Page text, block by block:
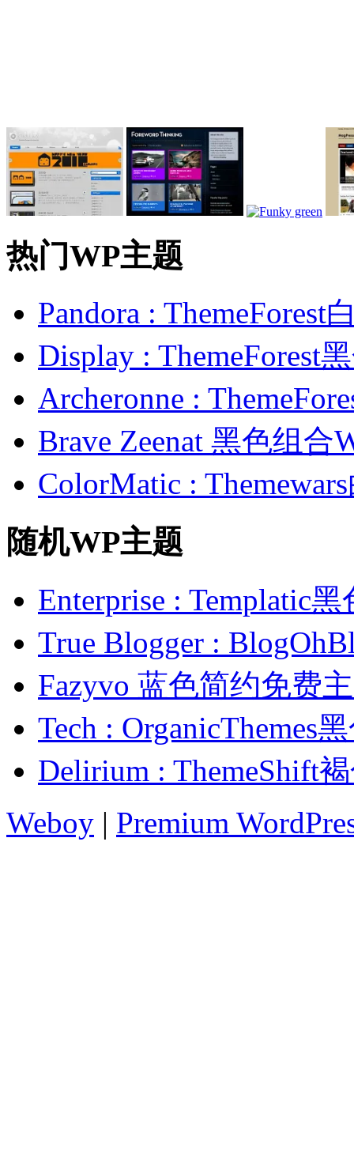
热门WP主题
Pandora : ThemeForest
Display : ThemeForest
Archeronne :
Brave Zeenat 黑色组合
ColorMatic :
随机WP主题
Enterprise : Templatic
True Blogger :
Fazyvo 蓝色简约免费
Tech : OrganicThemes
Delirium : ThemeShift
Weboy | Premium